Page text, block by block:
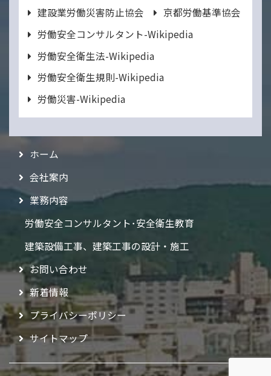
建設業労働災害防止協会
京都労働基準協会
労働安全コンサルタント-Wikipedia
労働安全衛生法-Wikipedia
労働安全衛生規則-Wikipedia
労働災害-Wikipedia
ホーム
会社案内
業務内容
労働安全コンサルタント･安全衛生教育
建築設備工事、建築工事の設計・施工
お問い合わせ
新着情報
プライバシーポリシー
サイトマップ